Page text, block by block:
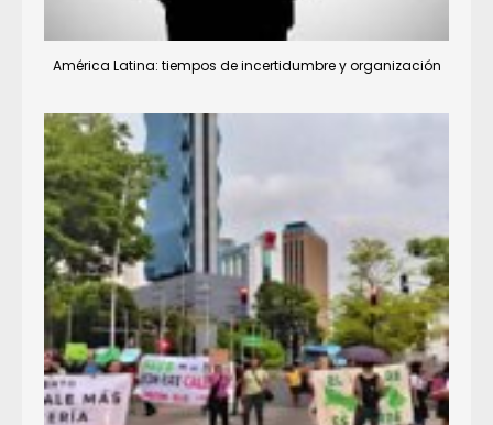
América Latina: tiempos de incertidumbre y organización